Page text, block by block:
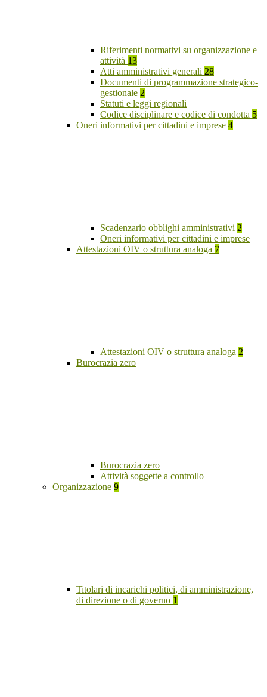
Riferimenti normativi su organizzazione e
attività 13
Atti amministrativi generali 28
Documenti di programmazione strategico-
gestionale 2
Statuti e leggi regionali
Codice disciplinare e codice di condotta 5
Oneri informativi per cittadini e imprese 4
Scadenzario obblighi amministrativi 2
Oneri informativi per cittadini e imprese
Attestazioni OIV o struttura analoga 7
Attestazioni OIV o struttura analoga 2
Burocrazia zero
Burocrazia zero
Attività soggette a controllo
Organizzazione 9
Titolari di incarichi politici, di amministrazione,
di direzione o di governo 1